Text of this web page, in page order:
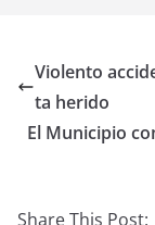
Violento
ta herido
El Municipio
Share This Post: